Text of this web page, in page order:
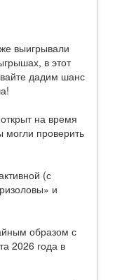
выигрывали
в этот
дадим шанс
на время
проверить
(с
и
образом с
2026 года в